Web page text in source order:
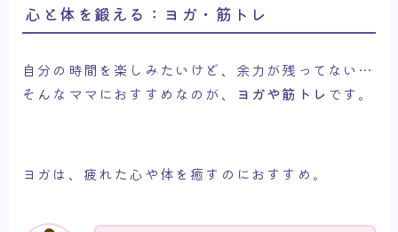
心と体を鍛える：ヨガ・筋トレ
自分の時間を楽しみたいけど、余力が残ってない…
そんなママにおすすめなのが、
ヨガや筋トレ です。
ヨガは、疲れた心や体を癒すのにおすすめ。